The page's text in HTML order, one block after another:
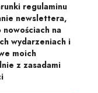
regulaminu
newslettera,
na
wydarzeniach i
moich
z zasadami